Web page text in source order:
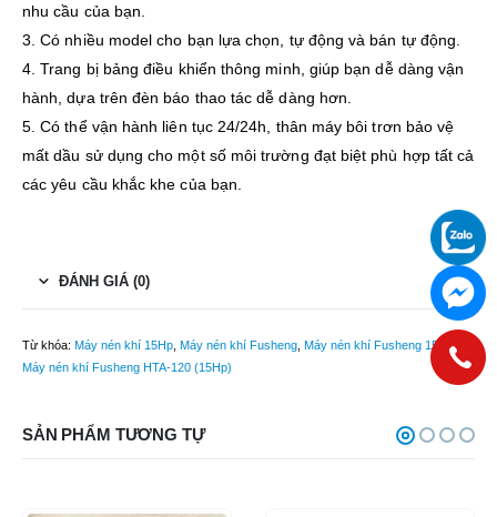
nhu cầu của bạn.
3. Có nhiều model cho bạn lựa chọn, tự động và bán tự động.
4. Trang bị bảng điều khiển thông minh, giúp bạn dễ dàng vận
hành, dựa trên đèn báo thao tác dễ dàng hơn.
5. Có thể vận hành liên tục 24/24h, thân máy bôi trơn bảo vệ
mất dầu sử dụng cho một số môi trường đạt biệt phù hợp tất cả
các yêu cầu khắc khe của bạn.
ĐÁNH GIÁ (0)
Từ khóa: Máy nén khí 15Hp Máy nén khí Fusheng Máy nén khí Fusheng 15Hp,
Máy nén khí Fusheng HTA-120 (15Hp)
SẢN PHẨM TƯƠNG TỰ